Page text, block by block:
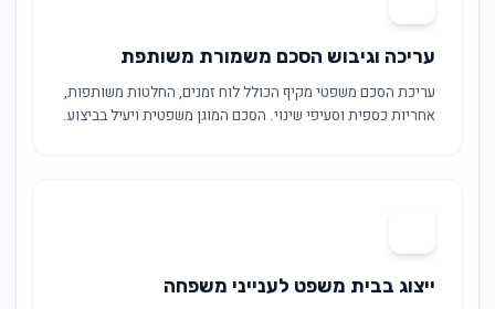
עריכה וגיבוש הסכם משמורת משותפת
עריכת הסכם משפטי מקיף הכולל לוח זמנים, החלטות משותפות,
אחריות כספית וסעיפי שינוי. הסכם המוגן משפטית ויעיל בביצוע.
ייצוג בבית משפט לענייני משפחה